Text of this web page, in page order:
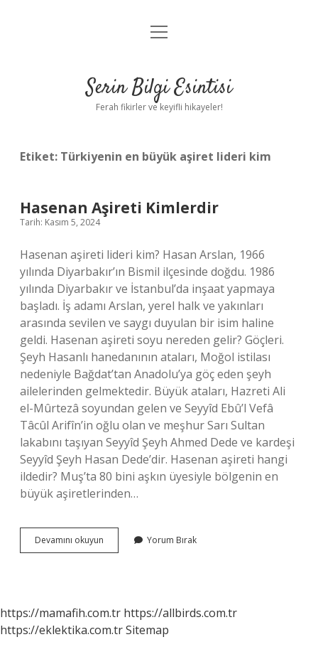
Anasayfa
Yasal Uyarı
menüyü
Serin Bilgi Esintisi
Ferah fikirler ve keyifli hikayeler!
Etiket: Türkiyenin en büyük aşiret lideri kim
Hasenan Aşireti Kimlerdir
Tarih: Kasım 5, 2024
Hasenan aşireti lideri kim? Hasan Arslan, 1966
yılında Diyarbakır’ın Bismil ilçesinde doğdu. 1986
yılında Diyarbakır ve İstanbul’da inşaat yapmaya
başladı. İş adamı Arslan, yerel halk ve yakınları
arasında sevilen ve saygı duyulan bir isim haline
geldi. Hasenan aşireti soyu nereden gelir? Göçleri.
Şeyh Hasanlı hanedanının ataları, Moğol istilası
nedeniyle Bağdat’tan Anadolu’ya göç eden şeyh
ailelerinden gelmektedir. Büyük ataları, Hazreti Ali
el-Mûrtezâ soyundan gelen ve Seyyîd Ebû’l Vefâ
Tâcûl Arifîn’in oğlu olan ve meşhur Sarı Sultan
lakabını taşıyan Seyyîd Şeyh Ahmed Dede ve kardeşi
Seyyîd Şeyh Hasan Dede’dir. Hasenan aşireti hangi
ildedir? Muş’ta 80 bini aşkın üyesiyle bölgenin en
büyük aşiretlerinden…
Devamını okuyun Hasenan
Aşireti
Yorum Bırak
https://mamafih.com.tr https://allbirds.com.tr
https://eklektika.com.trSitemap